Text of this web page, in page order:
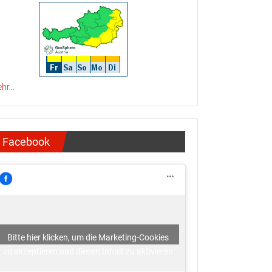
Facebook
Bitte hier klicken, um die Marketing-Cookies